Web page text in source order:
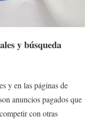
y búsqueda
y en las páginas de
anuncios pagados que
con otras